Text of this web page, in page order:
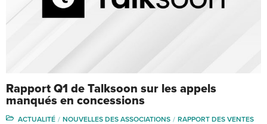
Rapport Q1 de Talksoon sur les appels
manqués en concessions
ACTUALITÉ NOUVELLES DES ASSOCIATIONS RAPPORT DES VENTES